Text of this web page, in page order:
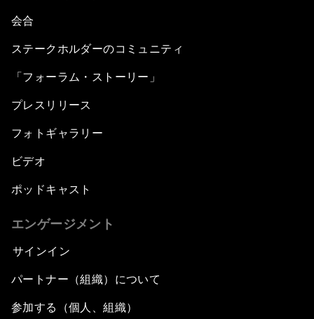
会合
ステークホルダーのコミュニティ
「フォーラム・ストーリー」
プレスリリース
フォトギャラリー
ビデオ
ポッドキャスト
エンゲージメント
サインイン
パートナー（組織）について
参加する（個人、組織）